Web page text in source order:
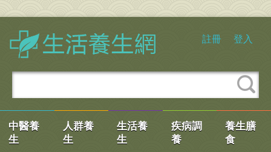
註冊 登入
中醫養
生
人群養
生
生活養
生
疾病調
養
養生膳
食